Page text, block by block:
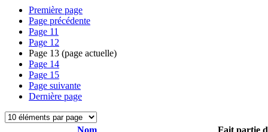
Première page
Page précédente
Page 11
Page 12
Page 13 (page actuelle)
Page 14
Page 15
Page suivante
Dernière page
Nom
Fait partie